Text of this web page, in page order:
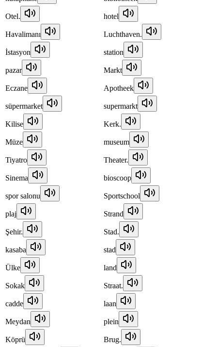
Otel. hotel
Havalimanı Luchthaven.
İstasyon station
pazar Markt
Eczane Apotheek
süpermarket supermarkt
Kilise Kerk.
Müze museum
Tiyatro Theater.
Sinema bioscoop
spor salonu Sportschool
plaj Strand
Şehir. Stad.
kasaba stad
Ülke land
Sokak Straat.
cadde laan
Meydan plein
Köprü Brug.